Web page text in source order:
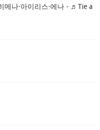
메나·아이리스·에나 - ♬Tie a